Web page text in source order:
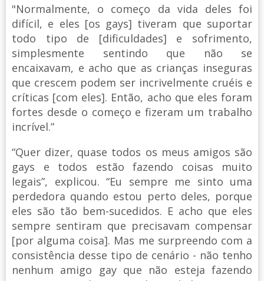
"Normalmente, o começo da vida deles foi
difícil, e eles [os gays] tiveram que suportar
todo tipo de [dificuldades] e sofrimento,
simplesmente sentindo que não se
encaixavam, e acho que as crianças inseguras
que crescem podem ser incrivelmente cruéis e
críticas [com eles]. Então, acho que eles foram
fortes desde o começo e fizeram um trabalho
incrível.”
“Quer dizer, quase todos os meus amigos são
gays e todos estão fazendo coisas muito
legais”, explicou. “Eu sempre me sinto uma
perdedora quando estou perto deles, porque
eles são tão bem-sucedidos. E acho que eles
sempre sentiram que precisavam compensar
[por alguma coisa]. Mas me surpreendo com a
consistência desse tipo de cenário - não tenho
nenhum amigo gay que não esteja fazendo